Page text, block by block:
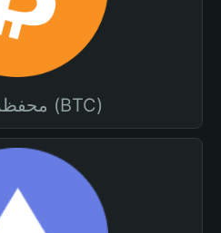
محفظة بيتكوين (BTC)